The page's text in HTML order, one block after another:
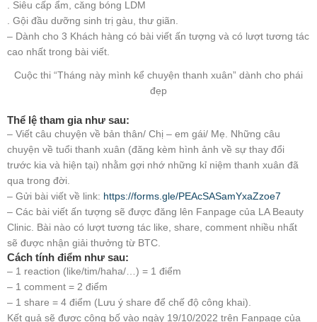
. Siêu cấp ẩm, căng bóng LDM
. Gội đầu dưỡng sinh trị gàu, thư giãn.
– Dành cho 3 Khách hàng có bài viết ấn tượng và có lượt tương tác
cao nhất trong bài viết.
Cuộc thi “Tháng này mình kể chuyện thanh xuân” dành cho phái
đẹp
Thể lệ tham gia như sau:
– Viết câu chuyện về bản thân/ Chị – em gái/ Mẹ. Những câu
chuyện về tuổi thanh xuân (đăng kèm hình ảnh về sự thay đổi
trước kia và hiện tại) nhằm gợi nhớ những kỉ niệm thanh xuân đã
qua trong đời.
– Gửi bài viết về link: https://forms.gle/PEAcSASamYxaZzoe7
– Các bài viết ấn tượng sẽ được đăng lên Fanpage của LA Beauty
Clinic. Bài nào có lượt tương tác like, share, comment nhiều nhất
sẽ được nhận giải thưởng từ BTC.
Cách tính điểm như sau:
– 1 reaction (like/tim/haha/…) = 1 điểm
– 1 comment = 2 điểm
– 1 share = 4 điểm (Lưu ý share để chế độ công khai).
Kết quả sẽ được công bố vào ngày 19/10/2022 trên Fanpage của